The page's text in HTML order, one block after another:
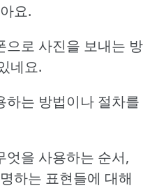
요.
으로 사진을 보내는 방
네요.
하는 방법이나 절차를
엇을 사용하는 순서,
하는 표현들에 대해